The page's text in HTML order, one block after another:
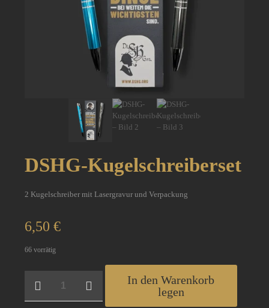
DSHG-Kugelschreiberset
2 Kugelschreiber mit Lasergravur und Verpackung
6,50 €
66 vorrätig
Kugelschreiberset
In den Warenkorb
legen